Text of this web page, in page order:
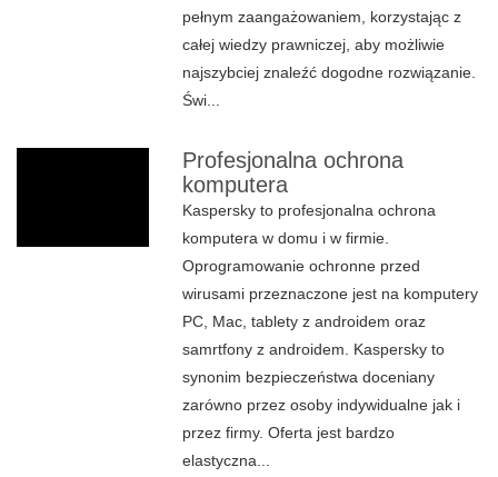
pełnym zaangażowaniem, korzystając z
całej wiedzy prawniczej, aby możliwie
najszybciej znaleźć dogodne rozwiązanie.
Świ...
Profesjonalna ochrona
komputera
Kaspersky to profesjonalna ochrona
komputera w domu i w firmie.
Oprogramowanie ochronne przed
wirusami przeznaczone jest na komputery
PC, Mac, tablety z androidem oraz
samrtfony z androidem. Kaspersky to
synonim bezpieczeństwa doceniany
zarówno przez osoby indywidualne jak i
przez firmy. Oferta jest bardzo
elastyczna...